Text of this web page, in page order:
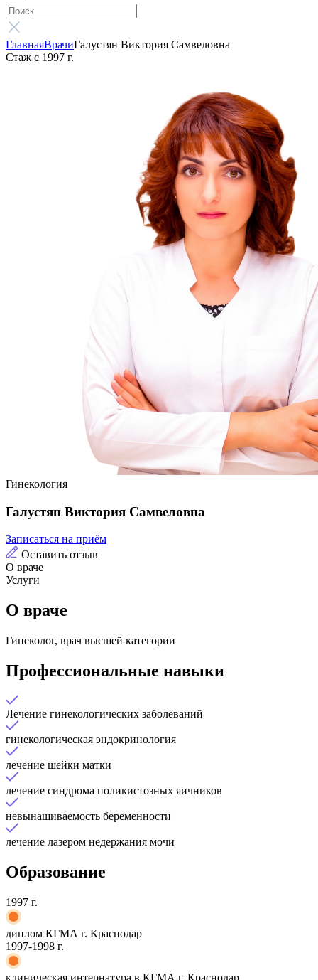
ГлавнаяВрачиГалустян Виктория Самвеловна
Стаж с 1997 г.
Гинекология
Галустян Виктория Самвеловна
Записаться на приём
Оставить отзыв
О враче
Услуги
О враче
Гинеколог, врач высшей категории
Профессиональные навыки
Лечение гинекологических заболеваний
гинекологическая эндокринология
лечение шейки матки
лечение синдрома поликистозных яичников
невынашиваемость беременности
лечение лазером недержания мочи
Образование
1997 г.
диплом КГМА г. Краснодар
1997-1998 г.
клиническая интернатура в КГМА г. Краснодар